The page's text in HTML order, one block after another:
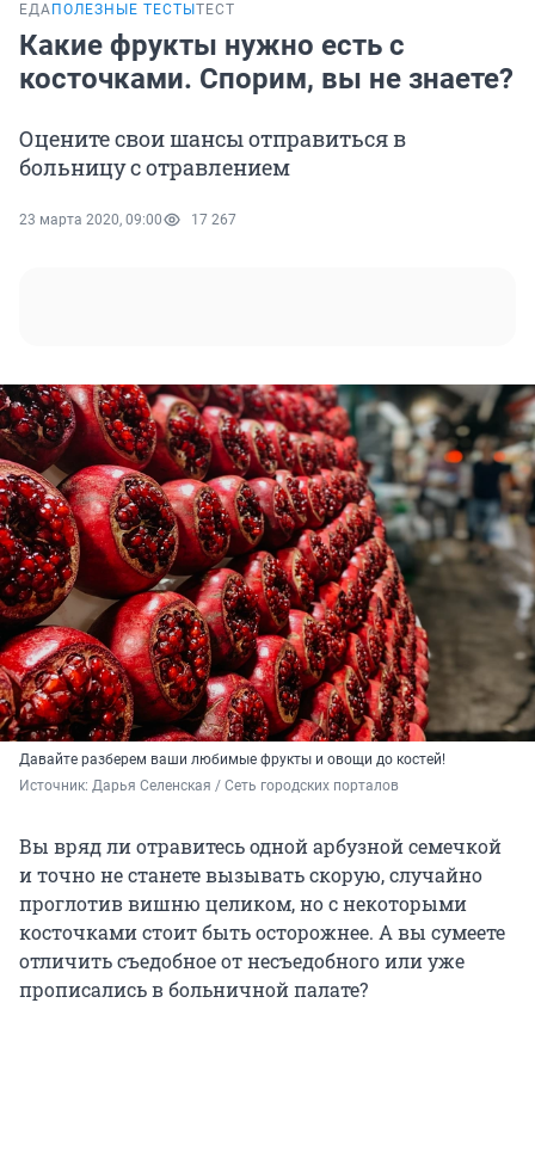
ЕДА ПОЛЕЗНЫЕ ТЕСТЫ ТЕСТ
Какие фрукты нужно есть с
косточками. Спорим, вы не знаете?
Оцените свои шансы отправиться в
больницу с отравлением
23 марта 2020, 09:00 17 267
Давайте разберем ваши любимые фрукты и овощи до костей!
Источник: Дарья Селенская / Сеть городских порталов
Вы вряд ли отравитесь одной арбузной семечкой
и точно не станете вызывать скорую, случайно
проглотив вишню целиком, но с некоторыми
косточками стоит быть осторожнее. А вы сумеете
отличить съедобное от несъедобного или уже
прописались в больничной палате?